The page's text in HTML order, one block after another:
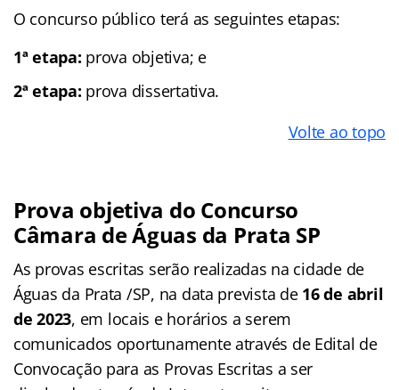
O concurso público terá as seguintes etapas:
1ª etapa: prova objetiva; e
2ª etapa: prova dissertativa.
Volte ao topo
Prova objetiva do Concurso
Câmara de Águas da Prata SP
As provas escritas serão realizadas na cidade de
Águas da Prata /SP, na data prevista de 16 de abril
de 2023, em locais e horários a serem
comunicados oportunamente através de Edital de
Convocação para as Provas Escritas a ser